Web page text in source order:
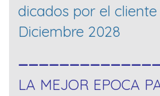
dicados por el
Diciembre 2028
LA MEJOR EPOCA